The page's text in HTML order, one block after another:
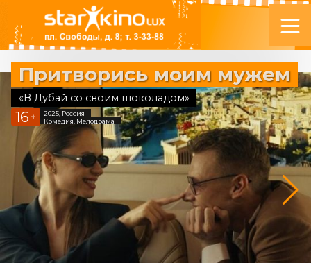
Притворись моим мужем
«В Дубай со своим шоколадом»
16 +
2025, Россия
Комедия, Мелодрама